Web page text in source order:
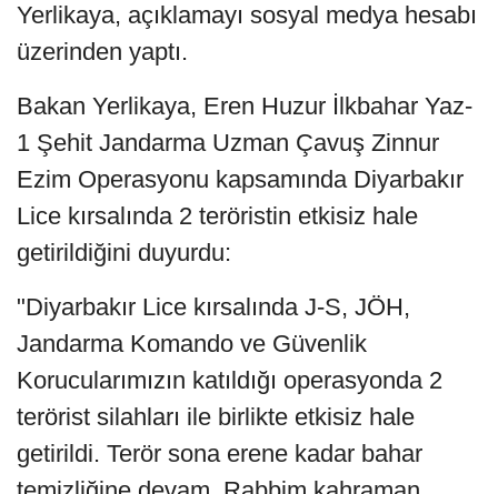
Yerlikaya, açıklamayı sosyal medya hesabı
üzerinden yaptı.
Bakan Yerlikaya, Eren Huzur İlkbahar Yaz-
1 Şehit Jandarma Uzman Çavuş Zinnur
Ezim Operasyonu kapsamında Diyarbakır
Lice kırsalında 2 teröristin etkisiz hale
getirildiğini duyurdu:
"Diyarbakır Lice kırsalında J-S, JÖH,
Jandarma Komando ve Güvenlik
Korucularımızın katıldığı operasyonda 2
terörist silahları ile birlikte etkisiz hale
getirildi. Terör sona erene kadar bahar